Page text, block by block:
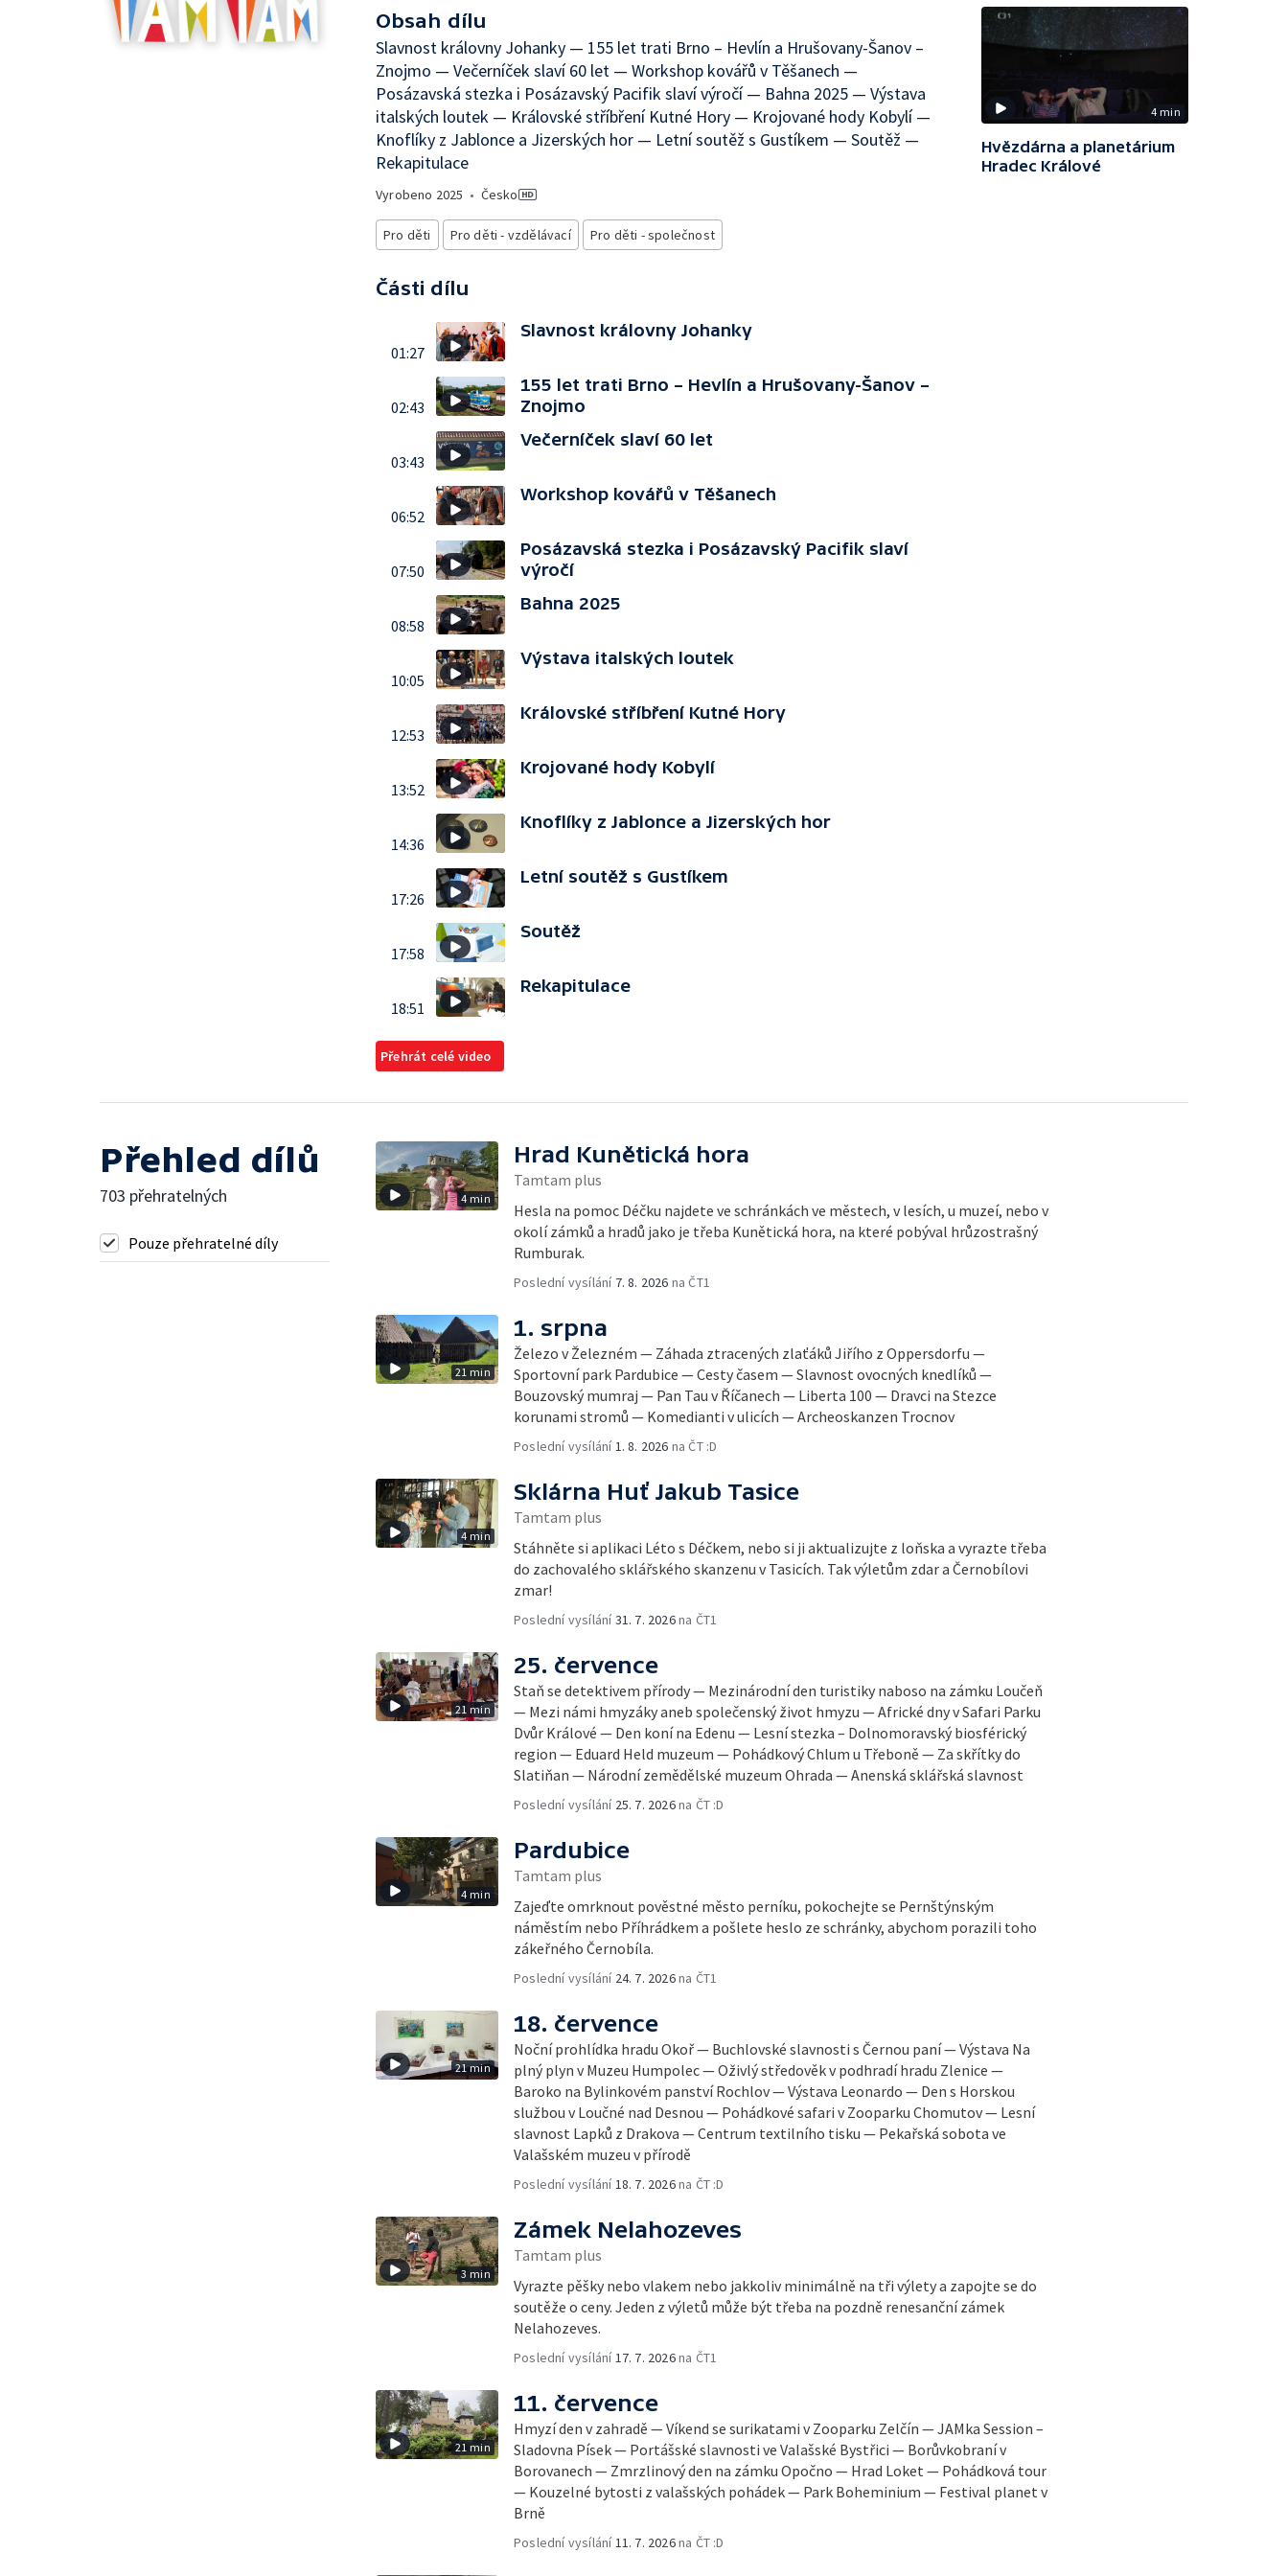
Obsah dílu
Slavnost královny Johanky — 155 let trati Brno – Hevlín a Hrušovany-Šanov –
Znojmo — Večerníček slaví 60 let — Workshop kovářů v Těšanech —
Posázavská stezka i Posázavský Pacifik slaví výročí — Bahna 2025 — Výstava
italských loutek — Královské stříbření Kutné Hory — Krojované hody Kobylí —
Knoflíky z Jablonce a Jizerských hor — Letní soutěž s Gustíkem — Soutěž —
Rekapitulace
Vyrobeno 2025 • Česko
Pro děti Pro děti - vzdělávací Pro děti - společnost
Části dílu
01:27
Slavnost královny Johanky
02:43
155 let trati Brno – Hevlín a Hrušovany-Šanov –
Znojmo
03:43
Večerníček slaví 60 let
06:52
Workshop kovářů v Těšanech
07:50
Posázavská stezka i Posázavský Pacifik slaví
výročí
08:58
Bahna 2025
10:05
Výstava italských loutek
12:53
Královské stříbření Kutné Hory
13:52
Krojované hody Kobylí
14:36
Knoflíky z Jablonce a Jizerských hor
17:26
Letní soutěž s Gustíkem
17:58
Soutěž
18:51
Rekapitulace
Přehrát celé video
4 min
Hvězdárna a planetárium
Hradec Králové
Přehled dílů
703 přehratelných
Pouze přehratelné díly
4 min
Hrad Kunětická hora
Tamtam plus
Hesla na pomoc Déčku najdete ve schránkách ve městech, v lesích, u muzeí, nebo v
okolí zámků a hradů jako je třeba Kunětická hora, na které pobýval hrůzostrašný
Rumburak.
Poslední vysílání 7. 8. 2026 na ČT1
21 min
1. srpna
Železo v Železném — Záhada ztracených zlaťáků Jiřího z Oppersdorfu —
Sportovní park Pardubice — Cesty časem — Slavnost ovocných knedlíků —
Bouzovský mumraj — Pan Tau v Říčanech — Liberta 100 — Dravci na Stezce
korunami stromů — Komedianti v ulicích — Archeoskanzen Trocnov
Poslední vysílání1. 8. 2026 na ČT :D
4 min
Sklárna Huť Jakub Tasice
Tamtam plus
Stáhněte si aplikaci Léto s Déčkem, nebo si ji aktualizujte z loňska a vyrazte třeba
do zachovalého sklářského skanzenu v Tasicích. Tak výletům zdar a Černobílovi
zmar!
Poslední vysílání31. 7. 2026na ČT1
21 min
25. července
Staň se detektivem přírody — Mezinárodní den turistiky naboso na zámku Loučeň
— Mezi námi hmyzáky aneb společenský život hmyzu — Africké dny v Safari Parku
Dvůr Králové — Den koní na Edenu — Lesní stezka – Dolnomoravský biosférický
region — Eduard Held muzeum — Pohádkový Chlum u Třeboně — Za skřítky do
Slatiňan — Národní zemědělské muzeum Ohrada — Anenská sklářská slavnost
Poslední vysílání 25. 7. 2026na ČT :D
4 min
Pardubice
Tamtam plus
Zajeďte omrknout pověstné město perníku, pokochejte se Pernštýnským
náměstím nebo Příhrádkem a pošlete heslo ze schránky, abychom porazili toho
zákeřného Černobíla.
Poslední vysílání 24. 7. 2026na ČT1
21 min
18. července
Noční prohlídka hradu Okoř — Buchlovské slavnosti s Černou paní — Výstava Na
plný plyn v Muzeu Humpolec — Oživlý středověk v podhradí hradu Zlenice —
Baroko na Bylinkovém panství Rochlov — Výstava Leonardo — Den s Horskou
službou v Loučné nad Desnou — Pohádkové safari v Zooparku Chomutov — Lesní
slavnost Lapků z Drakova — Centrum textilního tisku — Pekařská sobota ve
Valašském muzeu v přírodě
Poslední vysílání18. 7. 2026na ČT :D
3 min
Zámek Nelahozeves
Tamtam plus
Vyrazte pěšky nebo vlakem nebo jakkoliv minimálně na tři výlety a zapojte se do
soutěže o ceny. Jeden z výletů může být třeba na pozdně renesanční zámek
Nelahozeves.
Poslední vysílání17. 7. 2026na ČT1
21 min
11. července
Hmyzí den v zahradě — Víkend se surikatami v Zooparku Zelčín — JAMka Session –
Sladovna Písek — Portášské slavnosti ve Valašské Bystřici — Borůvkobraní v
Borovanech — Zmrzlinový den na zámku Opočno — Hrad Loket — Pohádková tour
— Kouzelné bytosti z valašských pohádek — Park Boheminium — Festival planet v
Brně
Poslední vysílání11. 7. 2026na ČT :D